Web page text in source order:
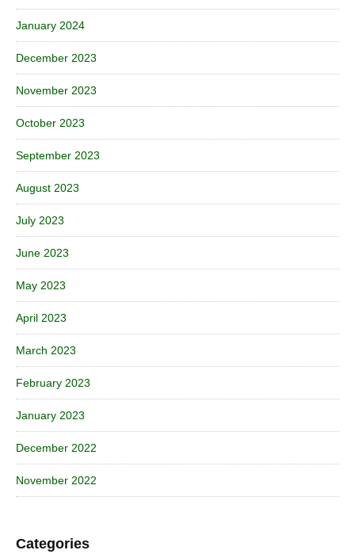
January 2024
December 2023
November 2023
October 2023
September 2023
August 2023
July 2023
June 2023
May 2023
April 2023
March 2023
February 2023
January 2023
December 2022
November 2022
Categories